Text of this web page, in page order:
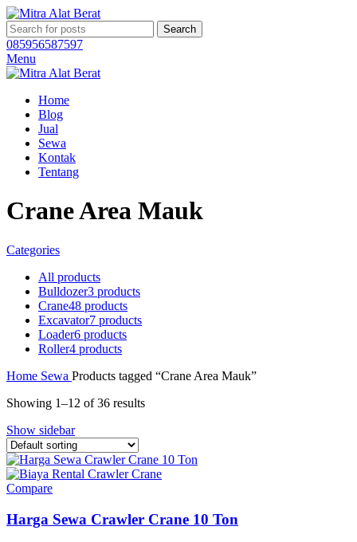
Search
085956587597
Menu
Home
Blog
Jual
Sewa
Kontak
Tentang
Crane Area Mauk
Categories
All products
Bulldozer3 products
Crane48 products
Excavator7 products
Loader6 products
Roller4 products
Home Sewa Products tagged “Crane Area Mauk”
Showing 1–12 of 36 results
Show sidebar
Compare
Harga Sewa Crawler Crane 10 Ton